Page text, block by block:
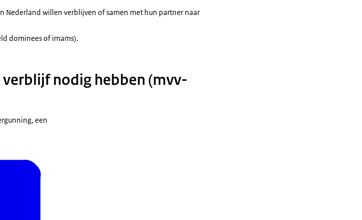
willen verblijven of samen met hun partner naar
dominees of imams).
nodig hebben (mvv-
een